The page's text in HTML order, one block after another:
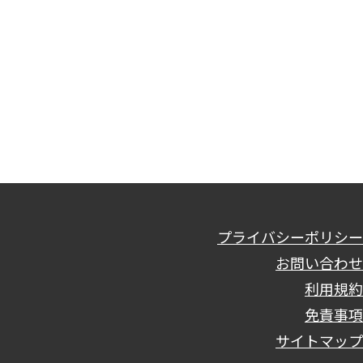
プライバシーポリシー
お問い合わせ
利用規約
免責事項
サイトマップ